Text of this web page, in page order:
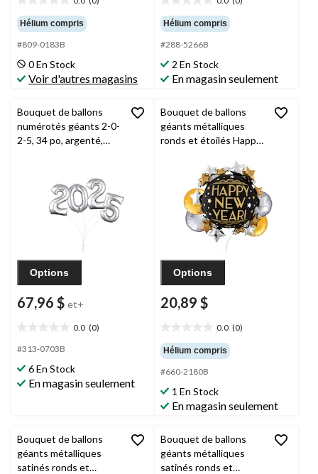
étoile(s)
sur
5.
Hélium compris
#809-0183B
0 En Stock
Voir d'autres magasins
étoile(s)
sur
5.
Hélium compris
#288-5266B
2 En Stock
En magasin seulement
Bouquet de ballons
numérotés géants 2-0-
2-5, 34 po, argenté,
pour la veille du jour de
Options
67,96 $ et+
0.0 (0)
étoile(s)
5.
#313-0703B
6 En Stock
En magasin seulement
Bouquet de ballons
géants métalliques
ronds et étoilés Happy
métalliques ronds,
doré/argenté, paq. 5,
gonflage à l’hélium et
ruban inclus
Options
20,89 $
0.0 (0)
étoile(s)
sur
5.
Hélium compris
#660-2180B
1 En Stock
En magasin seulement
Bouquet de ballons
géants métalliques
satinés ronds et
Bouquet de ballons
géants métalliques
satinés ronds et